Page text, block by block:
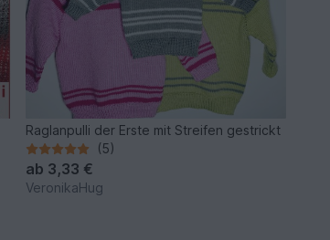
Raglanpulli der Erste mit Streifen gestrickt
(5)
ab 3,33 €
VeronikaHug